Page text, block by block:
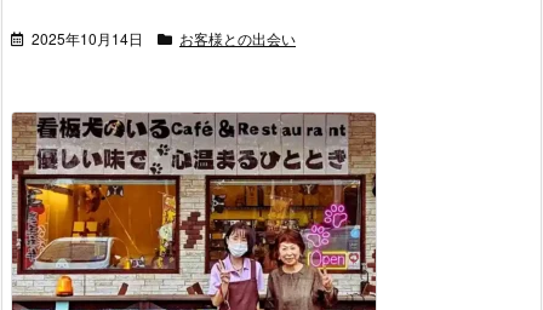
2025年10月14日 お客様との出会い